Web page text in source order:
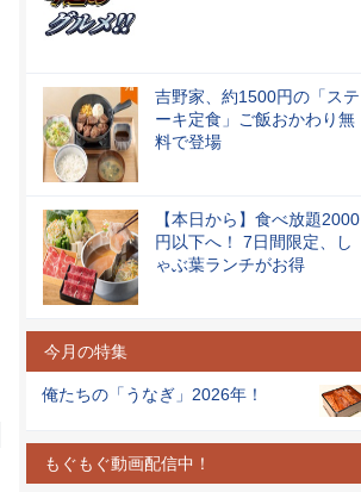
吉野家、約1500円の「ステ
ーキ定食」ご飯おかわり無
料で登場
【本日から】食べ放題2000
円以下へ！ 7日間限定、し
ゃぶ葉ランチがお得
今月の特集
俺たちの「うなぎ」2026年！
もぐもぐ動画配信中！